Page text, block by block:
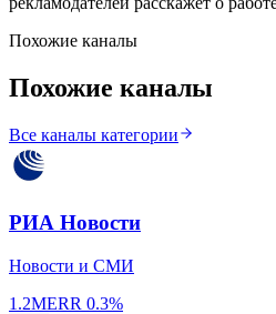
Похожие каналы
Похожие каналы
Все каналы категории
РИА Новости
Новости и СМИ
1.2MERR 0.3%